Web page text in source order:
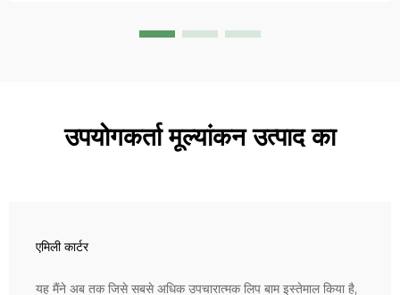
उपयोगकर्ता मूल्यांकन उत्पाद का
एमिली कार्टर
यह मैंने अब तक जिसे सबसे अधिक उपचारात्मक लिप बाम इस्तेमाल किया है,